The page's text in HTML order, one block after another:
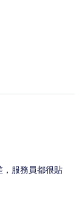
服務員都很貼